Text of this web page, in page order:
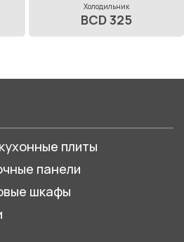
Холодильник
BCD 325
плиты
панели
шкафы